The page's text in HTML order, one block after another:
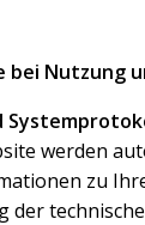
bei Nutzung
werden
zu